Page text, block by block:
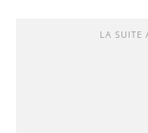
LA SUITE